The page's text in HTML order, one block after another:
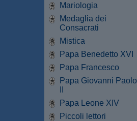
Mariologia
Medaglia dei
Consacrati
Mistica
Papa Benedetto XVI
Papa Francesco
Papa Giovanni Paolo
Papa Leone XIV
Piccoli lettori